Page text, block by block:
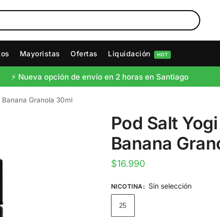
Mayoristas Ofertas Liquidación HOT
⚡️ Nueva opción de envío en 2 horas en Santiago
Banana Granola 30ml
Pod Salt
Banana
$16.990
NICOTINA : Sin selección
25